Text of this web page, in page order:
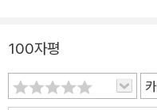
지기에는 나이가 너무 어리
시 제롬을 좋아한다는 것을
자 결심한다. 외삼촌인 뷔콜
울타리에 있는 사립문에서 제
100자평